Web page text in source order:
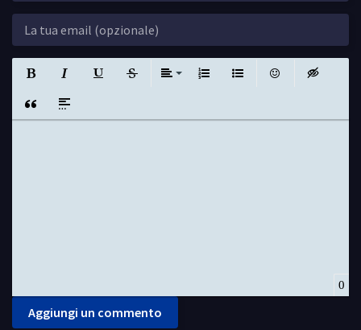
Insert QuoteInsert spoiler
0
Aggiungi un commento